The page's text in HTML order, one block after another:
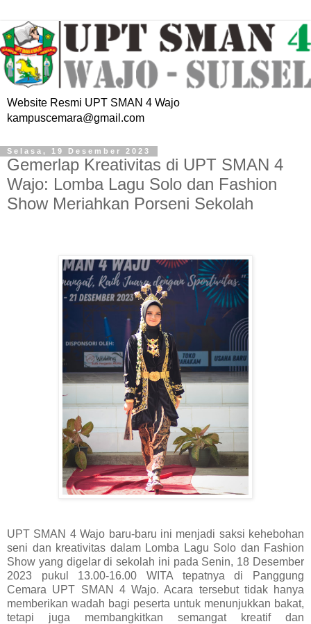
Website Resmi UPT SMAN 4 Wajo
kampuscemara@gmail.com
Selasa, 19 Desember 2023
Gemerlap Kreativitas di UPT SMAN 4
Wajo: Lomba Lagu Solo dan Fashion
Show Meriahkan Porseni Sekolah
UPT SMAN 4 Wajo baru-baru ini menjadi saksi kehebohan
seni dan kreativitas dalam Lomba Lagu Solo dan Fashion
Show yang digelar di sekolah ini pada Senin, 18 Desember
2023 pukul 13.00-16.00 WITA tepatnya di Panggung
Cemara UPT SMAN 4 Wajo. Acara tersebut tidak hanya
memberikan wadah bagi peserta untuk menunjukkan bakat,
tetapi juga membangkitkan semangat kreatif dan